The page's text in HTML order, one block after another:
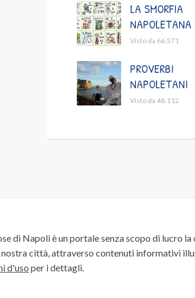
LA SMORFIA
NAPOLETANA
Visto da 66.571
PROVERBI
NAPOLETANI
Visto da 48.112
di Napoli è un portale senza scopo di lucro la
città, attraverso contenuti informativi
d'uso per i dettagli.